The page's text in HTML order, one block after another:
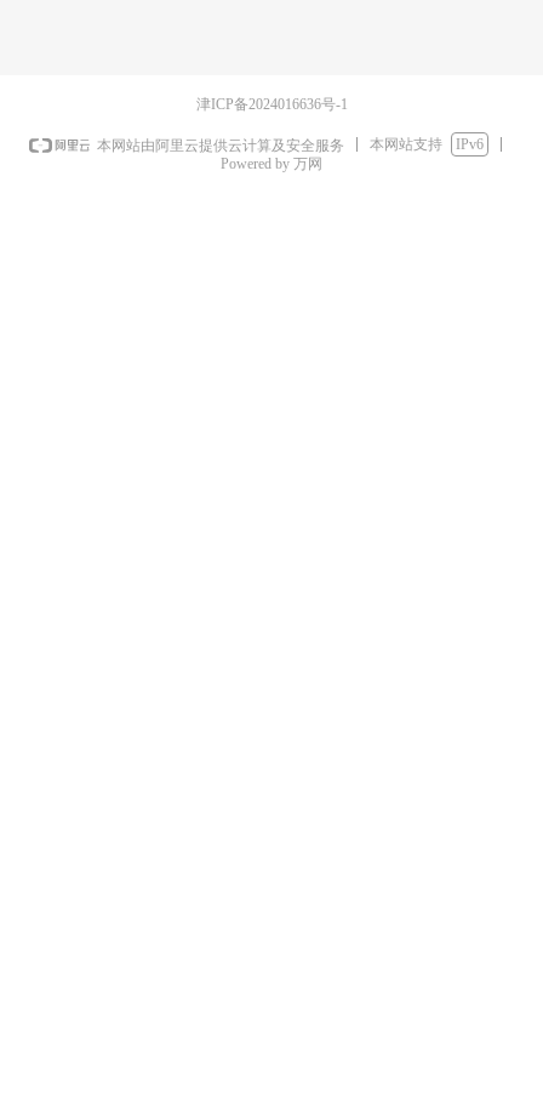
津ICP备2024016636号-1
本网站由阿里云提供云计算及安全服务 本网站支持
IPv6
Powered by 万网